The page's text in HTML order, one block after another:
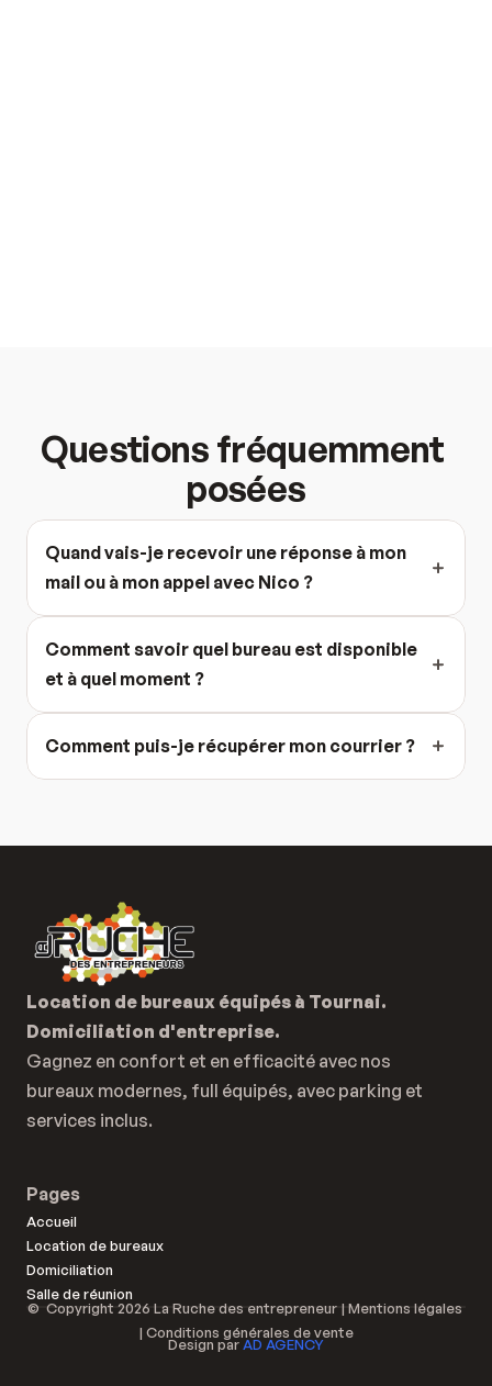
Questions fréquemment
posées
Quand vais-je recevoir une réponse à mon
mail ou à mon appel avec Nico ?
Comment savoir quel bureau est disponible
et à quel moment ?
Comment puis-je récupérer mon courrier ?
Location de bureaux équipés à Tournai.
Domiciliation d'entreprise.
Gagnez en confort et en efficacité avec nos
bureaux modernes, full équipés, avec parking et
services inclus.
Pages
Accueil
Location de bureaux
Domiciliation
Salle de réunion
©  Copyright 2026 La Ruche des entrepreneur |
| Conditions générales de vente
Design par AD AGENCY